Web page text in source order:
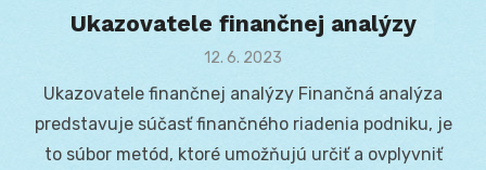
Ukazovatele finančnej analýzy
Posted
12. 6. 2023
Ukazovatele finančnej analýzy Finančná analýza
predstavuje súčasť finančného riadenia podniku, je
to súbor metód, ktoré umožňujú určiť a ovplyvniť